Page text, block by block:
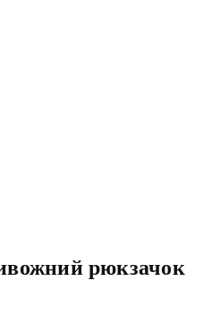
рюкзачок